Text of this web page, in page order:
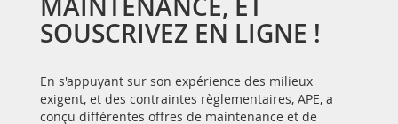
MAINTENANCE, ET
SOUSCRIVEZ EN LIGNE !
En s'appuyant sur son expérience des milieux
exigent, et des contraintes règlementaires, APE, a
conçu différentes offres de maintenance et de